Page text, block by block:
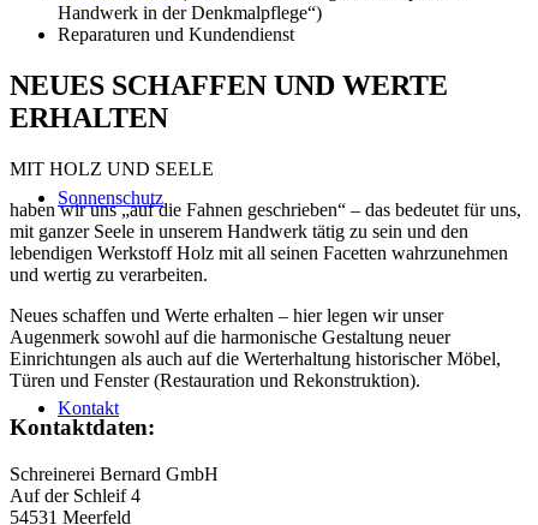
Sonnenschutz
Kontakt
Handwerk in der Denkmalpflege“)
Reparaturen und Kundendienst
NEUES SCHAFFEN UND WERTE
ERHALTEN
MIT HOLZ UND SEELE
haben wir uns „auf die Fahnen geschrieben“ – das bedeutet für uns,
mit ganzer Seele in unserem Handwerk tätig zu sein und den
lebendigen Werkstoff Holz mit all seinen Facetten wahrzunehmen
und wertig zu verarbeiten.
Neues schaffen und Werte erhalten – hier legen wir unser
Augenmerk sowohl auf die harmonische Gestaltung neuer
Einrichtungen als auch auf die Werterhaltung historischer Möbel,
Türen und Fenster (Restauration und Rekonstruktion).
Kontaktdaten:
Schreinerei Bernard GmbH
Auf der Schleif 4
54531 Meerfeld